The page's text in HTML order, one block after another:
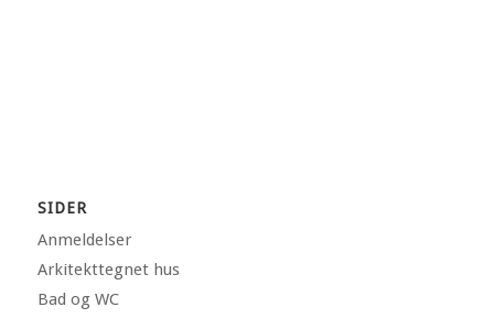
SIDER
Anmeldelser
Arkitekttegnet hus
Bad og WC